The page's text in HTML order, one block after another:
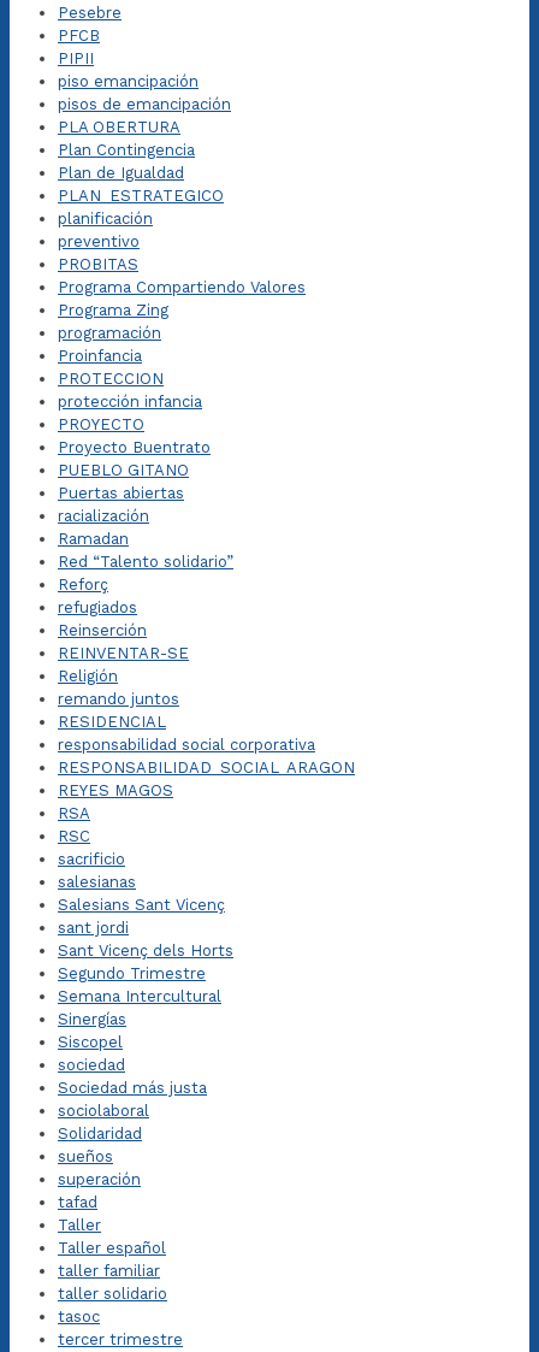
Pesebre
PFCB
PIPII
piso emancipación
pisos de emancipación
PLA OBERTURA
Plan Contingencia
Plan de Igualdad
PLAN_ESTRATEGICO
planificación
preventivo
PROBITAS
Programa Compartiendo Valores
Programa Zing
programación
Proinfancia
PROTECCION
protección infancia
PROYECTO
Proyecto Buentrato
PUEBLO GITANO
Puertas abiertas
racialización
Ramadan
Red “Talento solidario”
Reforç
refugiados
Reinserción
REINVENTAR-SE
Religión
remando juntos
RESIDENCIAL
responsabilidad social corporativa
RESPONSABILIDAD_SOCIAL_ARAGON
REYES MAGOS
RSA
RSC
sacrificio
salesianas
Salesians Sant Vicenç
sant jordi
Sant Vicenç dels Horts
Segundo Trimestre
Semana Intercultural
Sinergías
Siscopel
sociedad
Sociedad más justa
sociolaboral
Solidaridad
sueños
superación
tafad
Taller
Taller español
taller familiar
taller solidario
tasoc
tercer trimestre